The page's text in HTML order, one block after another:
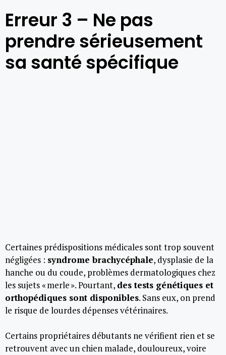
Erreur 3 – Ne pas
prendre sérieusement
sa santé spécifique
Certaines prédispositions médicales sont trop souvent
négligées : syndrome brachycéphale, dysplasie de la
hanche ou du coude, problèmes dermatologiques chez
les sujets « merle ». Pourtant, des tests génétiques et
orthopédiques sont disponibles. Sans eux, on prend
le risque de lourdes dépenses vétérinaires.
Certains propriétaires débutants ne vérifient rien et se
retrouvent avec un chien malade, douloureux, voire